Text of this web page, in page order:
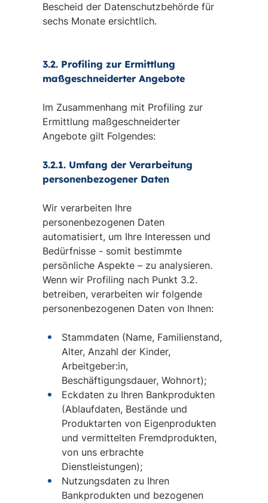
Bescheid der Datenschutzbehörde für
sechs Monate ersichtlich.
3.2. Profiling zur Ermittlung
maßgeschneiderter Angebote
Im Zusammenhang mit Profiling zur
Ermittlung maßgeschneiderter
Angebote gilt Folgendes:
3.2.1. Umfang der Verarbeitung
personenbezogener Daten
Wir verarbeiten Ihre
personenbezogenen Daten
automatisiert, um Ihre Interessen und
Bedürfnisse - somit bestimmte
persönliche Aspekte – zu analysieren.
Wenn wir Profiling nach Punkt 3.2.
betreiben, verarbeiten wir folgende
personenbezogenen Daten von Ihnen:
Stammdaten (Name, Familienstand,
Alter, Anzahl der Kinder,
Arbeitgeber:in,
Beschäftigungsdauer, Wohnort);
Eckdaten zu Ihren Bankprodukten
(Ablaufdaten, Bestände und
Produktarten von Eigenprodukten
und vermittelten Fremdprodukten,
von uns erbrachte
Dienstleistungen);
Nutzungsdaten zu Ihren
Bankprodukten und bezogenen